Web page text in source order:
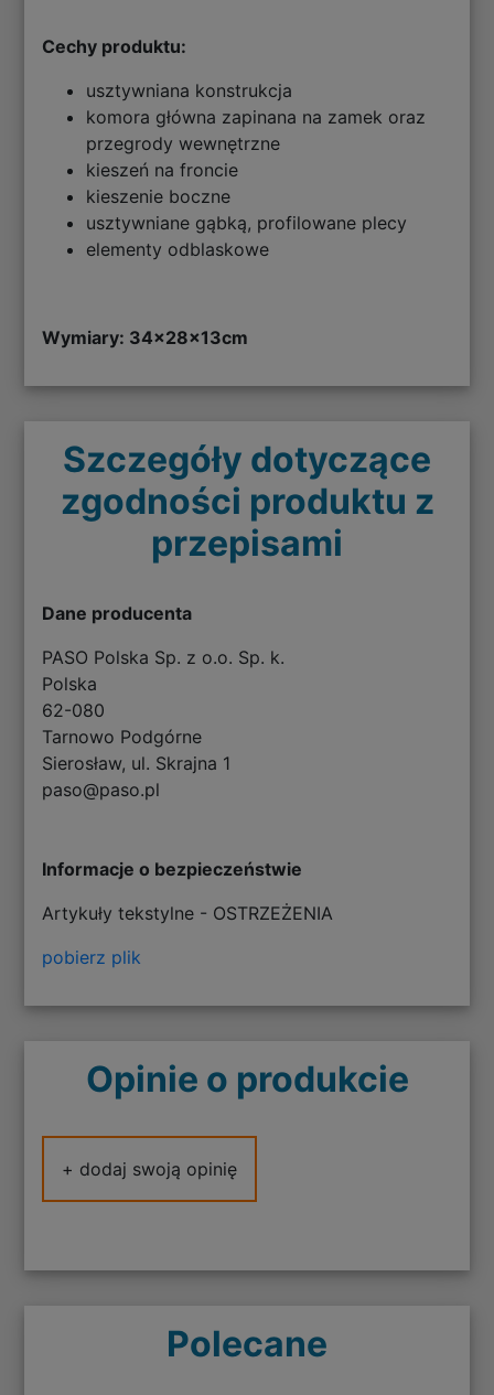
Cechy produktu:
usztywniana konstrukcja
komora główna zapinana na zamek oraz
przegrody wewnętrzne
kieszeń na froncie
kieszenie boczne
usztywniane gąbką, profilowane plecy
elementy odblaskowe
Wymiary: 34x28x13cm
Szczegóły dotyczące
zgodności produktu z
przepisami
Dane producenta
PASO Polska Sp. z o.o. Sp. k.
Polska
62-080
Tarnowo Podgórne
Sierosław, ul. Skrajna 1
paso@paso.pl
Informacje o bezpieczeństwie
Artykuły tekstylne - OSTRZEŻENIA
pobierz plik
Opinie o produkcie
+ dodaj swoją opinię
Polecane